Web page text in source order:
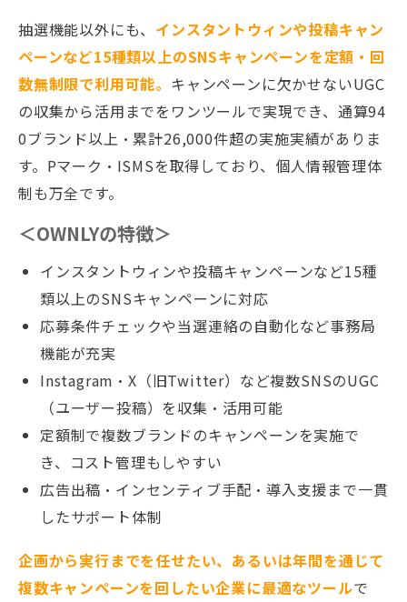
抽選機能以外にも、 インスタントウィンや投稿キャン
ペーンなど15種類以上のSNSキャンペーンを定額・回
数無制限で利用可能。 キャンペーンに欠かせないUGC
の収集から活用までをワンツールで実現でき、通算94
0ブランド以上・累計26,000件超の実施実績がありま
す。Pマーク・ISMSを取得しており、個人情報管理体
制も万全です。
＜OWNLYの特徴＞
インスタントウィンや投稿キャンペーンなど15種
類以上のSNSキャンペーンに対応
応募条件チェックや当選連絡の自動化など事務局
機能が充実
Instagram・X（旧Twitter）など複数SNSのUGC
（ユーザー投稿）を収集・活用可能
定額制で複数ブランドのキャンペーンを実施で
き、コスト管理もしやすい
広告出稿・インセンティブ手配・導入支援まで一貫
したサポート体制
企画から実行までを任せたい、あるいは年間を通じて
複数キャンペーンを回したい企業に最適なツールで